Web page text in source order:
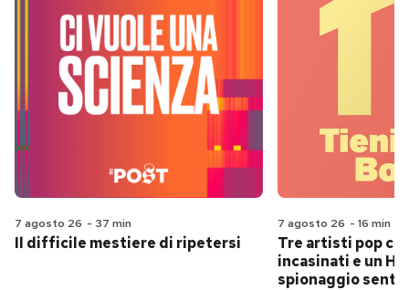
7 agosto 26 - 37 min
Il difficile mestiere di ripetersi
7 agosto 26 - 16 min
Tre artisti pop
incasinati e un
spionaggio